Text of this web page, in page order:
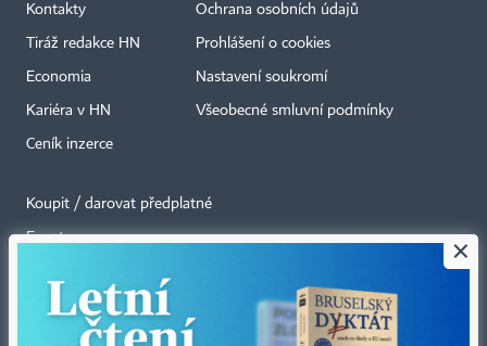
Kontakty
Tiráž redakce HN
Economia
Kariéra v HN
Ceník inzerce
Ochrana osobních údajů
Prohlášení o cookies
Nastavení soukromí
Všeobecné smluvní podmínky
Koupit / darovat předplatné
Eventy
RSS kanály
×